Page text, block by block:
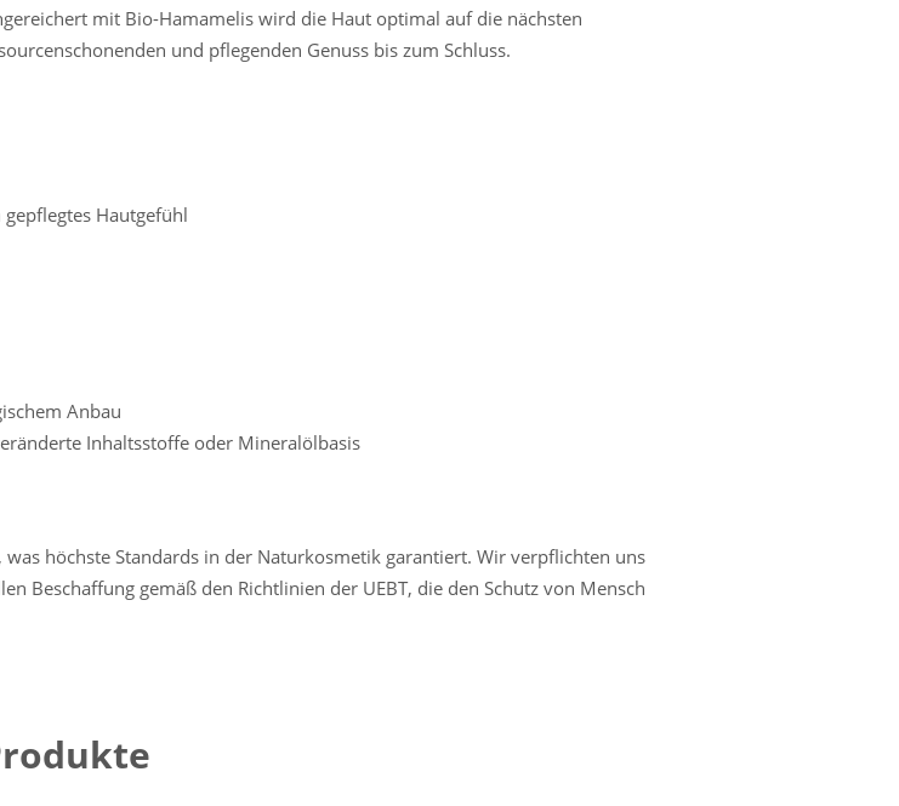
mit Bio-Hamamelis wird die Haut optimal auf die nächsten
und pflegenden Genuss bis zum Schluss.
Hautgefühl
Anbau
Inhaltsstoffe oder Mineralölbasis
höchste Standards in der Naturkosmetik garantiert. Wir verpflichten uns
Beschaffung gemäß den Richtlinien der UEBT, die den Schutz von Mensch